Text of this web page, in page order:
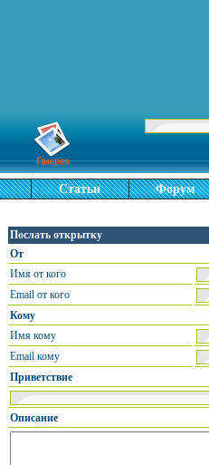
Статьи Форум
Послать открытку
От
Имя от кого
Email от кого
Кому
Имя кому
Email кому
Приветствие
Описание